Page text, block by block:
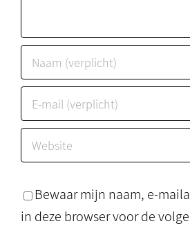
Bewaar mijn naam, e-
in deze browser voor de